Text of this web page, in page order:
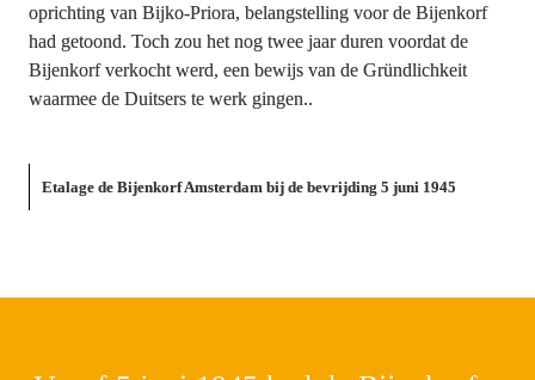
Etalage de Bijenkorf Amsterdam bij de bevrijding 5 juni 1945
oprichting van Bijko-Priora, belangstelling voor de Bijenkorf
had getoond. Toch zou het nog twee jaar duren voordat de
Bijenkorf verkocht werd, een bewijs van de Gründlichkeit
waarmee de Duitsers te werk gingen..